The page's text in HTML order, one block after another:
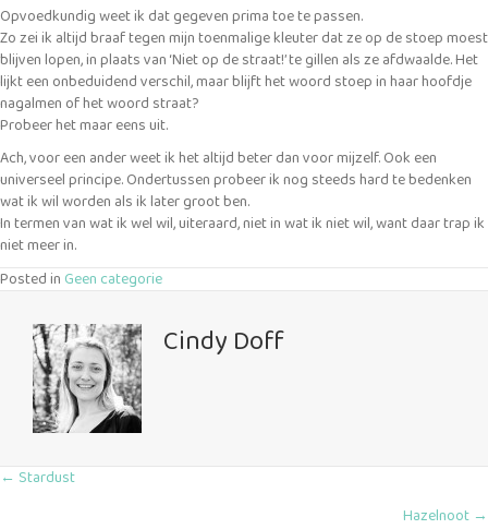
Opvoedkundig weet ik dat gegeven prima toe te passen.
Zo zei ik altijd braaf tegen mijn toenmalige kleuter dat ze op de stoep moest
blijven lopen, in plaats van ‘Niet op de straat!’ te gillen als ze afdwaalde. Het
lijkt een onbeduidend verschil, maar blijft het woord stoep in haar hoofdje
nagalmen of het woord straat?
Probeer het maar eens uit.
Ach, voor een ander weet ik het altijd beter dan voor mijzelf. Ook een
universeel principe. Ondertussen probeer ik nog steeds hard te bedenken
wat ik wil worden als ik later groot ben.
In termen van wat ik wel wil, uiteraard, niet in wat ik niet wil, want daar trap ik
niet meer in.
Posted in Geen categorie
Cindy Doff
Posts
← Stardust
Hazelnoot →